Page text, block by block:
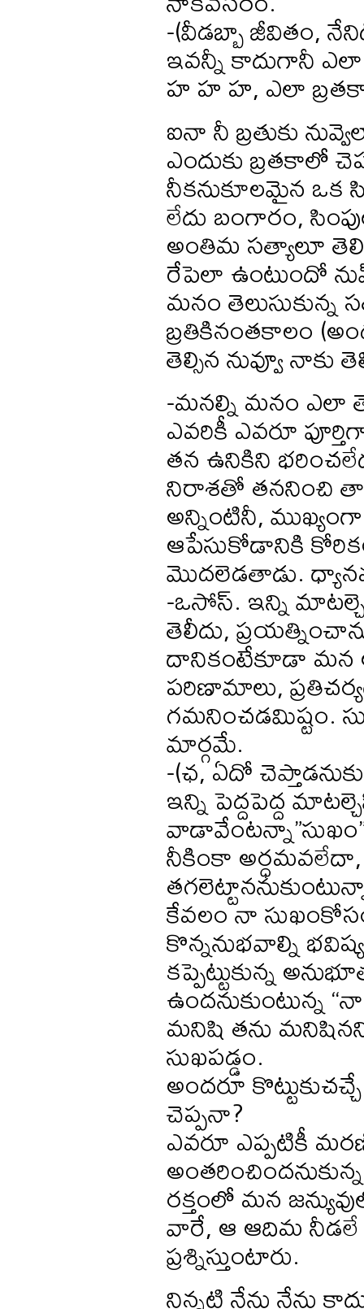
-(వీడబ్బా జీవితం,
ఇవన్నీ కాదుగానీ ఎలా
హ హ హ, ఎలా
ఐనా నీ బ్రతుకు
ఎందుకు బ్రతకాలో
నీకనుకూలమైన ఒక
లేదు బంగారం,
అంతిమ సత్యాలూ
రేపెలా ఉంటుందో
మనం తెలుసుకున్న
బ్రతికినంతకాలం
తెల్సిన నువ్వూ నాకు
-మనల్ని మనం ఎలా
ఎవరికీ ఎవరూ
తన ఉనికిని
నిరాశతో తననించి
అన్నింటినీ,
ఆపేసుకోడానికి
మొదలెడతాడు.
-ఒసోస్. ఇన్ని
తెలీదు,
దానికంటేకూడా మన
పరిణామాలు,
గమనించడమిష్టం.
మార్గమే.
-(ఛ, ఏదో
ఇన్ని పెద్దపెద్ద
నీకింకా అర్ధమవలేదా,
కేవలం నా
కొన్ననుభవాల్ని
కప్పెట్టుకున్న
ఉందనుకుంటున్న
మనిషి తను మనిషినని
సుఖపడ్డం.
అందరూ
చెప్పనా?
ఎవరూ ఎప్పటికీ
రక్తంలో మన
వారే, ఆ ఆదిమ నీడలే
ప్రశ్నిస్తుంటారు.
నిన్నటి నేను నేను